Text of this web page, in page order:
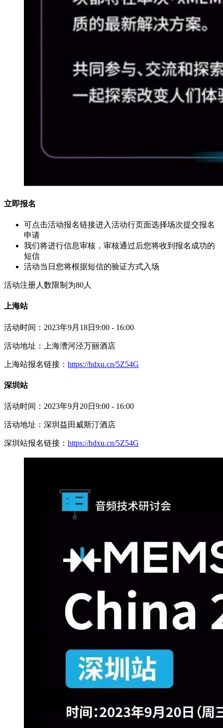
立即报名
可点击活动报名链接进入活动行页面选择场次提交报名
申请
我们将进行信息审核，审核通过后您将收到报名成功的
短信
活动当日您将根据短信的验证方式入场
活动注册人数限制为80人
上海站
活动时间：2023年9月18日9:00 - 16:00
活动地址：上海漕河泾万丽酒店
上海站报名链接： https://hdxu.cn/5Z54G
深圳站
活动时间：2023年9月20日9:00 - 16:00
活动地址：深圳益田威斯汀酒店
深圳站报名链接： https://hdxu.cn/5Z54G